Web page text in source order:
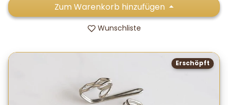
Zum Warenkorb hinzufügen
Wunschliste
Erschöpft